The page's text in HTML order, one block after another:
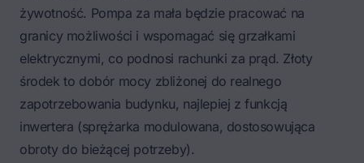
żywotność. Pompa za mała będzie pracować na
granicy możliwości i wspomagać się grzałkami
elektrycznymi, co podnosi rachunki za prąd. Złoty
środek to dobór mocy zbliżonej do realnego
zapotrzebowania budynku, najlepiej z funkcją
inwertera (sprężarka modulowana, dostosowująca
obroty do bieżącej potrzeby).